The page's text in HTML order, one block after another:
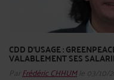
CDD D’USAGE :
VALABLEMENT SES
Par Frédéric CHHUMle 03/10/